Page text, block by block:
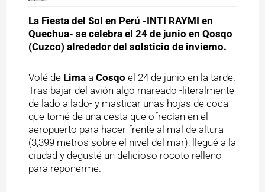
La Fiesta del Sol en Perú -INTI RAYMI en
Quechua- se celebra el 24 de junio en Qosqo
(Cuzco) alrededor del solsticio de invierno.
Volé de Limaa Cosqo el 24 de junio en la tarde.
Tras bajar del avión algo mareado -literalmente
de lado a lado- y masticar unas hojas de coca
que tomé de una cesta que ofrecían en el
aeropuerto para hacer frente al mal de altura
(3,399 metros sobre el nivel del mar), llegué a la
ciudad y degusté un delicioso rocoto relleno
para reponerme.